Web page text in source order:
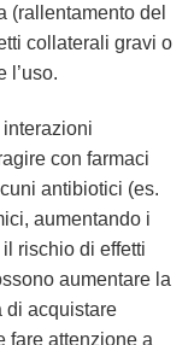
(rallentamento del
collaterali gravi o
l’uso.
con farmaci
antibiotici (es.
aumentando i
rischio di effetti
aumentare la
di acquistare
fare attenzione a